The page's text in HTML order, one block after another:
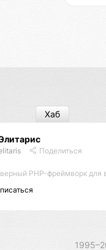
Поделиться
PHP-фреймворк для высоконагруженных
Хаб